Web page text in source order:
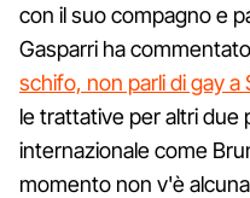
con il suo compagno e
Gasparri ha
schifo, non parli di gay a
le trattative per altri due
internazionale come
momento non v'è